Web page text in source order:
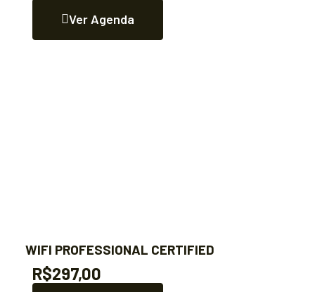
Ver Agenda
WIFI PROFESSIONAL CERTIFIED
R$297,00